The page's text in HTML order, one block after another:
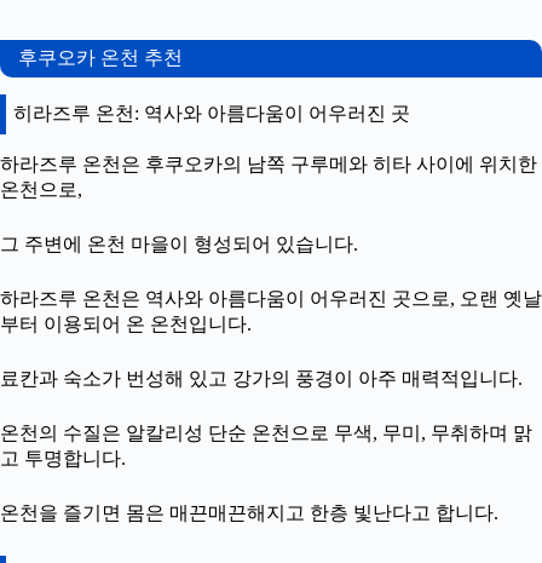
후쿠오카 온천 추천
히라즈루 온천: 역사와 아름다움이 어우러진 곳
하라즈루 온천은 후쿠오카의 남쪽 구루메와 히타 사이에 위치한
온천으로,
그 주변에 온천 마을이 형성되어 있습니다.
하라즈루 온천은 역사와 아름다움이 어우러진 곳으로, 오랜 옛날
부터 이용되어 온 온천입니다.
료칸과 숙소가 번성해 있고 강가의 풍경이 아주 매력적입니다.
온천의 수질은 알칼리성 단순 온천으로 무색, 무미, 무취하며 맑
고 투명합니다.
온천을 즐기면 몸은 매끈매끈해지고 한층 빛난다고 합니다.